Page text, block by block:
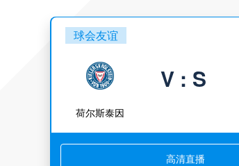
球会友谊
荷尔斯泰因
V : S
高清直播